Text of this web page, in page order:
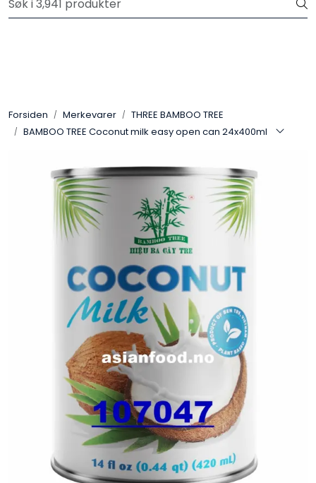
Skip to main content
Velkommen til vår nye nettbutikk! Trykk her for å lese mer
Forsiden Merkevarer
THREE BAMBOO TREE
BAMBOO TREE Coconut milk easy open can 24x400ml
Restaurantprodukter
Merkevarer